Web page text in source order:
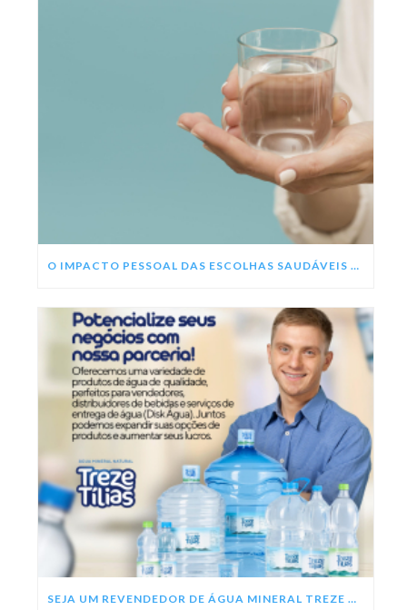
O IMPACTO PESSOAL DAS ESCOLHAS SAUDÁVEIS NESSE ANO
SEJA UM REVENDEDOR DE ÁGUA MINERAL TREZE TÍLIAS